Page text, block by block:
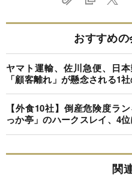
おすすめ
ヤマト運輸、佐川急便、日
「顧客離れ」が懸念される1
【外食10社】倒産危険度ラ
っか亭」のハークスレイ、4
関